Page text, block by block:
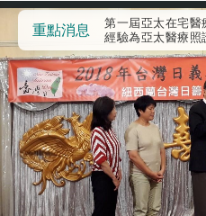
重點消息
第一屆亞太在宅
經驗為亞太醫療照
外交部發布WHA
及「台灣智慧醫療
世界展現台灣守護
總統出訪史瓦帝
走向世界 盼與理
堅定走向世界 賴
訪問
總統與五院院長
國家邁出合作第一步
總統農曆春節談話